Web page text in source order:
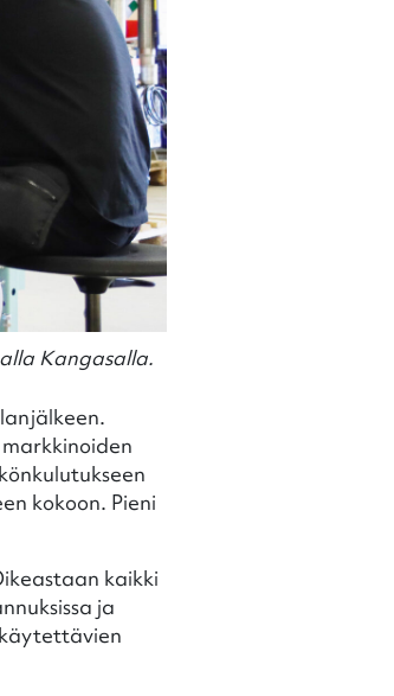
Kangasalla.
kokoon. Pieni
kaikki
ja